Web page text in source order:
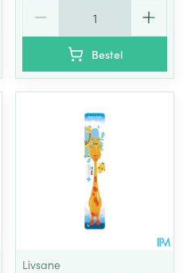
Bestel
Livsane